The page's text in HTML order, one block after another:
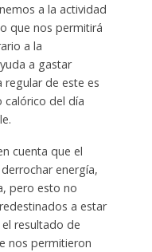
a la actividad
que nos permitirá
a la
a gastar
regular de este es
calórico del día
cuenta que el
energía,
pero esto no
a estar
resultado de
nos permitieron